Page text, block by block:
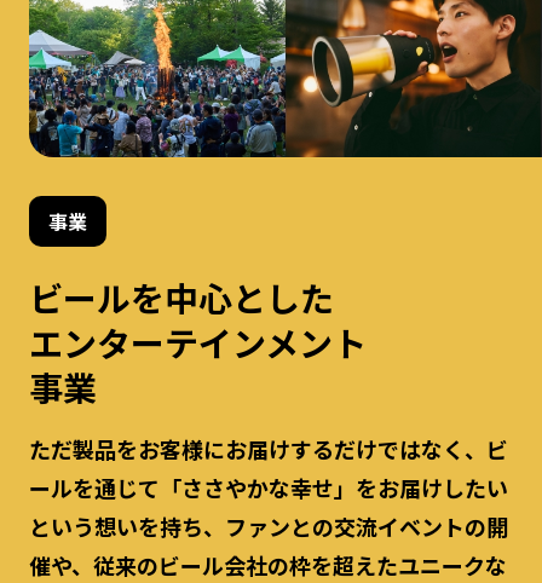
事業
ビールを中心とした
エンターテインメント
事業
ただ製品をお客様にお届けするだけではなく、ビ
ールを通じて「ささやかな幸せ」をお届けしたい
という想いを持ち、ファンとの交流イベントの開
催や、従来のビール会社の枠を超えたユニークな